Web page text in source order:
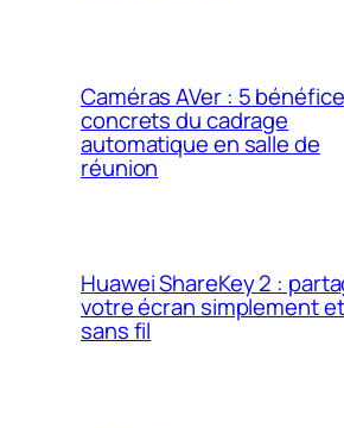
Caméras AVer : 5
concrets du cadrage
automatique en salle de
réunion
Huawei ShareKey 2 :
votre écran simplement et
sans fil